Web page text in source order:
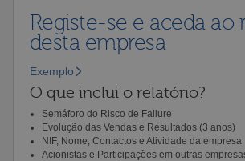
Registe-se e aceda ao
desta empresa
Exemplo
O que inclui o relatório?
Semáforo do Risco de Failure
Evolução das Vendas e Resultados (3 anos)
NIF, Nome, Contactos e Atividade da empresa
Acionistas e Participações em outras